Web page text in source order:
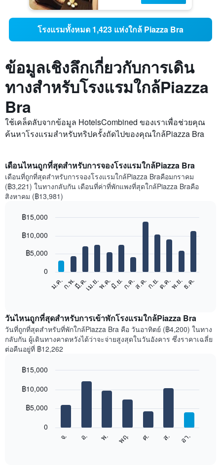
โรงแรมทั้งหมด 1,423 แห่งใกล้ Piazza Bra
ข้อมูลเชิงลึกเกี่ยวกับการเดิน
ทางสำหรับโรงแรมใกล้Piazza
Bra
ใช้เคล็ดลับจากข้อมูล HotelsCombined ของเราเพื่อช่วยคุณ
ค้นหาโรงแรมสำหรับทริปครั้งถัดไปของคุณใกล้Piazza Bra
เดือนไหนถูกที่สุดสำหรับการจองโรงแรมใกล้Piazza Bra
เดือนที่ถูกที่สุดสำหรับการจองโรงแรมใกล้Piazza Braคือมกราคม
(฿3,221) ในทางกลับกัน เดือนที่ค่าที่พักแพงที่สุดใกล้Piazza Braคือ
สิงหาคม (฿13,981)
chart
แสดง
ราคา
เฉลี่ย
ของ
ห้อง
ใน
เดือน
graphic.
ม.ค.ก.พ.มี.ค.เม.ย.พ.ค.มิ.ย.ก.ค.ส.ค.ก.ย.ต.ค.พ.ย.ธ.ค.
0
฿5,000
฿10,000
฿15,000
วันไหนถูกที่สุดสำหรับการเข้าพักโรงแรมใกล้Piazza Bra
วันที่ถูกที่สุดสำหรับที่พักใกล้Piazza Bra คือ วันอาทิตย์ (฿4,200) ในทาง
กลับกัน ผู้เดินทางคาดหวังได้ว่าจะจ่ายสูงสุดในวันอังคาร ซึ่งราคาเฉลี่ย
ต่อคืนอยู่ที่ ฿12,262
chart
bars.
graphic.
จ. อ. พ. พฤ. ศ. ส. อา.
0
฿5,000
฿10,000
฿15,000